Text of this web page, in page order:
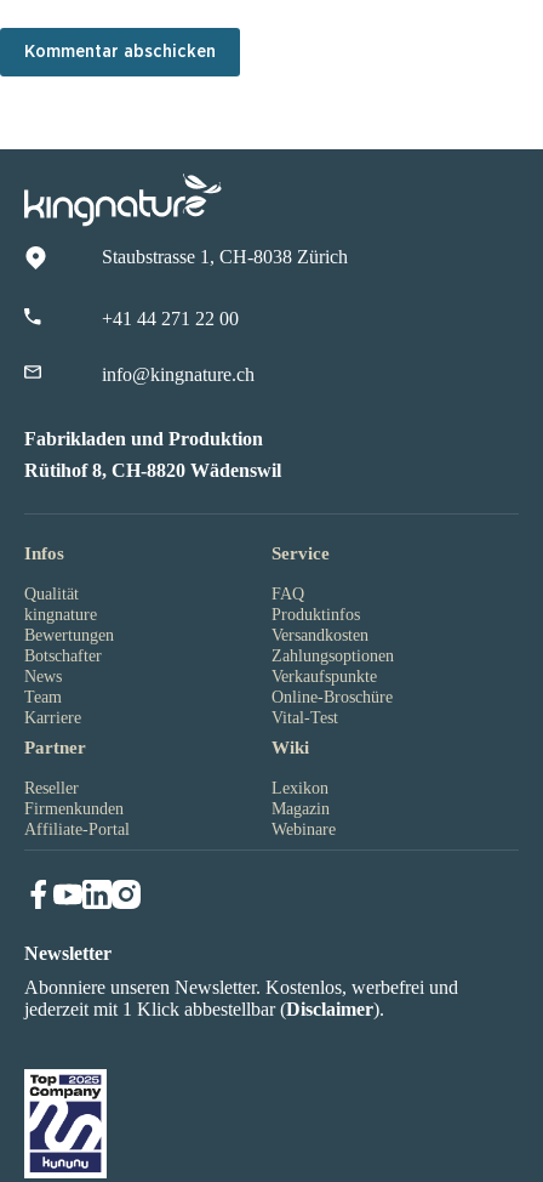
Kommentar abschicken
Staubstrasse 1, CH-8038 Zürich
+41 44 271 22 00
info@kingnature.ch
Fabrikladen und Produktion
Rütihof 8, CH-8820 Wädenswil
Infos
Qualität
kingnature
Bewertungen
Botschafter
News
Team
Karriere
Service
FAQ
Produktinfos
Versandkosten
Zahlungsoptionen
Verkaufspunkte
Online-Broschüre
Vital-Test
Partner
Reseller
Firmenkunden
Affiliate-Portal
Wiki
Lexikon
Magazin
Webinare
Newsletter
Abonniere unseren Newsletter. Kostenlos, werbefrei und
jederzeit mit 1 Klick abbestellbar (Disclaimer).